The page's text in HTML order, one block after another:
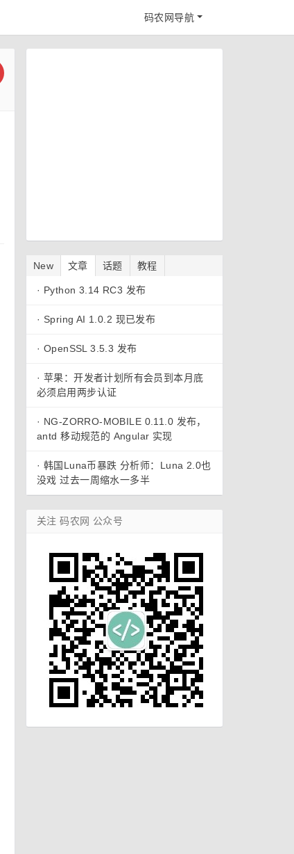
码农网导航
New 文章 话题 教程
· Python 3.14 RC3 发布
· Spring AI 1.0.2 现已发布
· OpenSSL 3.5.3 发布
· 苹果：开发者计划所有会员到本月底
必须启用两步认证
· NG-ZORRO-MOBILE 0.11.0 发布，
antd 移动规范的 Angular 实现
· 韩国Luna币暴跌 分析师：Luna 2.0也
没戏 过去一周缩水一多半
关注 码农网 公众号